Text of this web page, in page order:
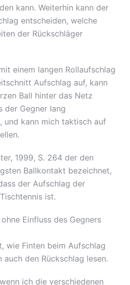
kann. Weiterhin kann der
entscheiden, welche
der Rückschläger
einem langen Rollaufschlag
Aufschlag auf, kann
Ball hinter das Netz
der Gegner lang
und kann mich taktisch auf
1999, S. 264 der den
Ballkontakt bezeichnet,
der Aufschlag der
ist.
Einfluss des Gegners
wie Finten beim Aufschlag
den Rückschlag lesen.
ich die verschiedenen